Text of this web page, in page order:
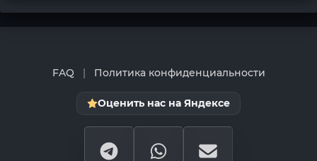
FAQ | Политика конфиденциальности
Оценить нас на Яндексе